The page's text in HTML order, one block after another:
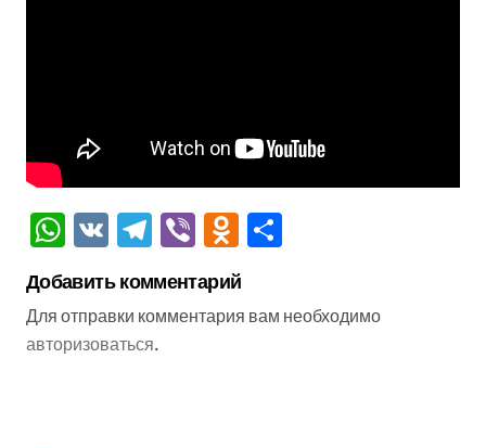
WhatsApp
VK Telegram
ViberOdnoklassniki
Добавить комментарий
Для отправки комментария вам необходимо
авторизоваться.